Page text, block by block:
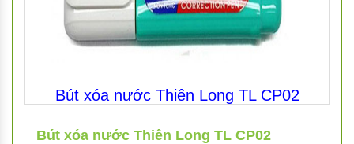
Bút xóa nước Thiên Long TL CP02
Bút xóa nước Thiên Long TL CP02